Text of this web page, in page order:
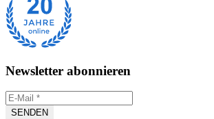
Newsletter abonnieren